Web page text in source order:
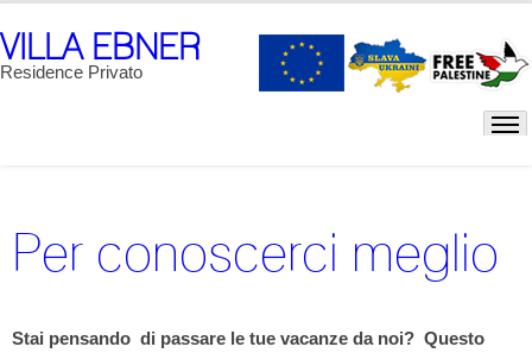
VILLA EBNER
Residence Privato
Per conoscerci meglio
Stai pensando di passare le tue vacanze da noi? Questo